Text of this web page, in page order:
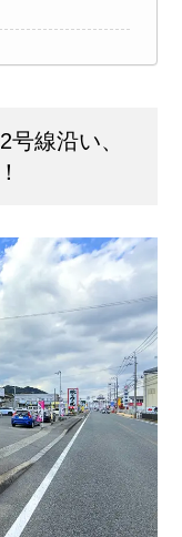
線沿い、